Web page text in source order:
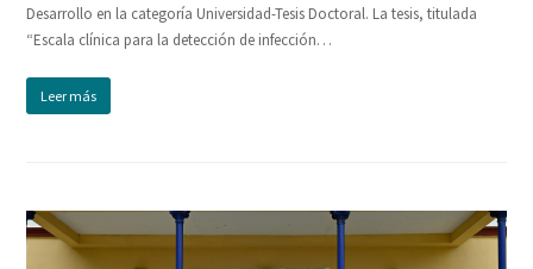
Desarrollo en la categoría Universidad-Tesis Doctoral. La tesis, titulada
“Escala clínica para la detección de infección…
Leer más